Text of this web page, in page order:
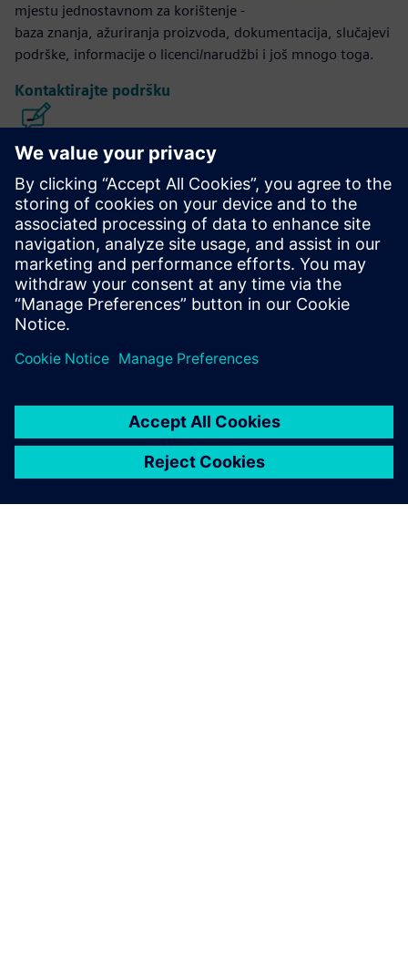
mjestu jednostavnom za korištenje -
baza znanja, ažuriranja proizvoda, dokumentacija, slučajevi
podrške, informacije o licenci/narudžbi i još mnogo toga.
Kontaktirajte podršku
Kalibar IC dizajn i proizvodnja
Paket alata Calibre pruža preciznu, učinkovitu,
sveobuhvatnu provjeru i optimizaciju IC-a u svim procesnim
čvorovima i stilovima dizajna uz minimiziranje korištenja
resursa i rasporeda snimanja.
Učite od stručnjaka